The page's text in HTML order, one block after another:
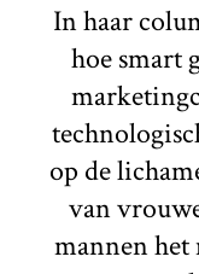
In haar
hoe smart
op de
van
mannen het